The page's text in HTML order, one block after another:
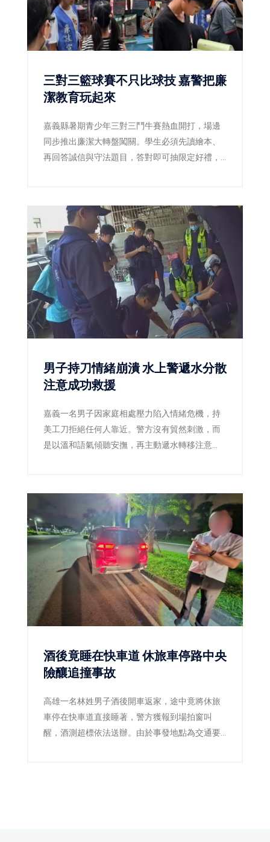
三對三籃球賽不只比球技 嘉警把廉
潔教育玩起來
嘉義縣暑期青少年三對三鬥牛賽熱血開打，場邊
同步推出廉潔大轉盤闖關。學生必須先讀繪本、
再回答誠信與守法題目，答對即可抽限定好禮，
男子持刀情緒崩潰 水上警遞水分散
注意成功救援
嘉義一名男子因家庭相處壓力陷入情緒危機，持
美工刀拒絕任何人靠近。警方沒有貿然刺激，而
是以溫和語氣傾聽安撫，再主動遞水轉移注意
酒後竟睡在快車道 休旅車停路中央
險釀追撞事故
高雄一名林姓男子酒後開車返家，途中竟將休旅
車停在快車道直接睡著，警方獲報到場拍窗叫
醒，酒測超標依法送辦。由於事發地點為交通要